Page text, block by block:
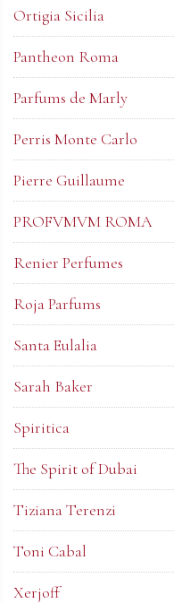
Ortigia Sicilia
Pantheon Roma
Parfums de Marly
Perris Monte Carlo
Pierre Guillaume
PROFVMVM ROMA
Renier Perfumes
Roja Parfums
Santa Eulalia
Sarah Baker
Spiritica
The Spirit of Dubai
Tiziana Terenzi
Toni Cabal
Xerjoff